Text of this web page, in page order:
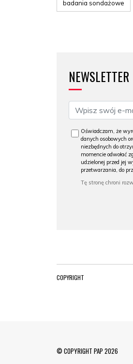
badania sondażowe
NEWSLETTER
Oświadczam, że
danych osobowych
niezbędnych do
momencie odwołać
udzielonej przed jej
przetwarzania, do
COPYRIGHT
© COPYRIGHT PAP 2026